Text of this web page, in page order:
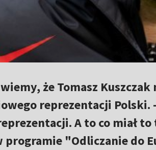
że Tomasz
reprezentacji Polski.
A to co miał
programie "Odliczanie do